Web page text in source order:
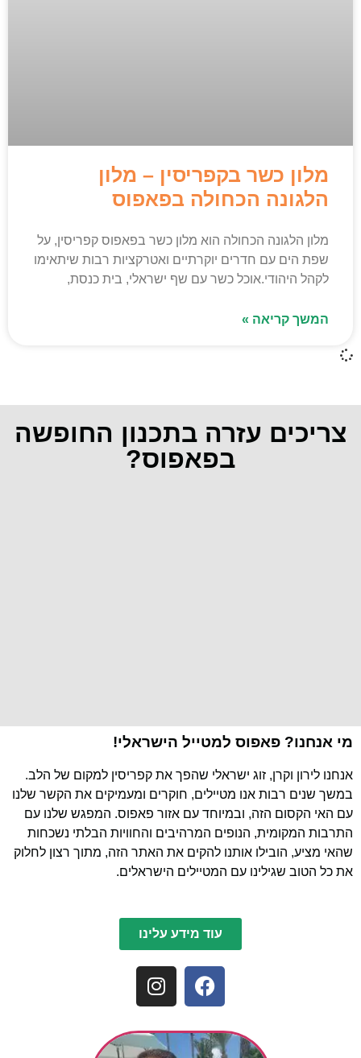
מלון כשר בקפריסין – מלון
הלגונה הכחולה בפאפוס
מלון הלגונה הכחולה הוא מלון כשר בפאפוס קפריסין, על
שפת הים עם חדרים יוקרתיים ואטרקציות רבות שיתאימו
לקהל היהודי.אוכל כשר עם שף ישראלי, בית כנסת,
המשך קריאה »
צריכים עזרה בתכנון החופשה
בפאפוס?
מי אנחנו? פאפוס למטייל הישראלי!
אנחנו לירון וקרן, זוג ישראלי שהפך את קפריסין למקום של הלב.
במשך שנים רבות אנו מטיילים, חוקרים ומעמיקים את הקשר שלנו
עם האי הקסום הזה, ובמיוחד עם אזור פאפוס. המפגש שלנו עם
התרבות המקומית, הנופים המרהיבים והחוויות הבלתי נשכחות
שהאי מציע, הובילו אותנו להקים את האתר הזה, מתוך רצון לחלוק
את כל הטוב שגילינו עם המטיילים הישראלים.
עוד מידע עלינו